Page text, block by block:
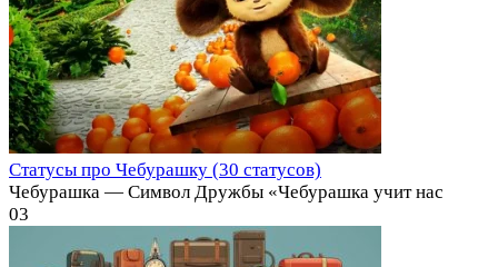
Статусы про Чебурашку (30 статусов)
Чебурашка — Символ Дружбы «Чебурашка учит нас
03